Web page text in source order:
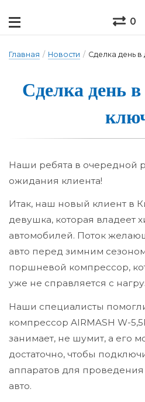
0
Главная / Новости / Сделка день в
Сделка день
Наши ребята в очередной
ожидания клиента!
Итак, наш новый клиент в
девушка, которая владеет
автомобилей. Поток
авто перед зимним
поршневой компрессор,
уже не справляется с
Наши специалисты
компрессор AIRMASH W-
занимает, не шумит, а его
достаточно, чтобы
аппаратов для
авто.